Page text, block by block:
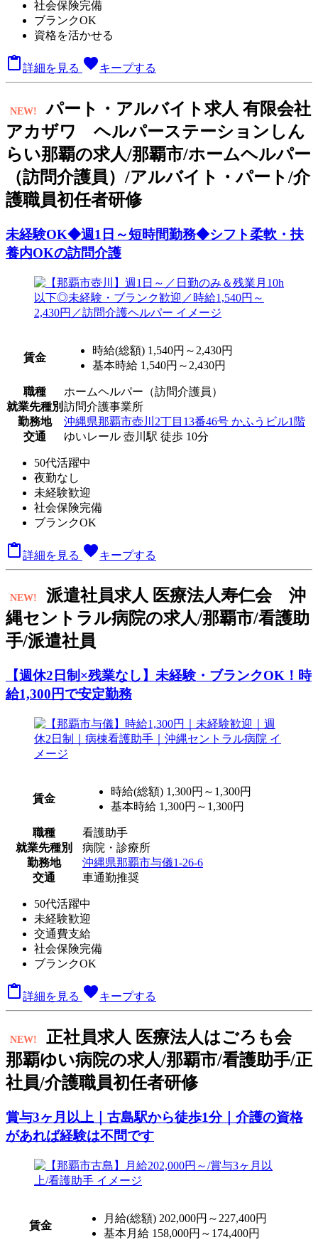
社会保険完備
ブランクOK
資格を活かせる
詳細を見る favoriteキープする
NEW! パート ・アルバイト求人 有限会社
アカザワ ヘルパーステーションしん
らい那覇の求人/那覇市/ホームヘルパー
（訪問介護員）/アルバイト・パート/介
護職員初任者研修
未経験OK◆週1日～短時間勤務◆シフト柔軟・扶
養内OKの訪問介護
賃金
時給(総額) 1,540円～2,430円
基本時給 1,540円～2,430円
職種
ホームヘルパー（訪問介護員）
就業先種別 訪問介護事業所
勤務地
沖縄県那覇市壺川2丁目13番46号 かふうビル1階
交通
ゆいレール 壺川駅 徒歩 10分
50代活躍中
夜勤なし
未経験歓迎
社会保険完備
ブランクOK
詳細を見る favoriteキープする
NEW! 派遣社員求人 医療法人寿仁会 沖
縄セントラル病院の求人/那覇市/看護助
手/派遣社員
【週休2日制×残業なし】未経験・ブランクOK！時
給1,300円で安定勤務
賃金
時給(総額) 1,300円～1,300円
基本時給 1,300円～1,300円
職種
看護助手
就業先種別
病院・診療所
勤務地
沖縄県那覇市与儀1‐26‐6
交通
車通勤推奨
50代活躍中
未経験歓迎
交通費支給
社会保険完備
ブランクOK
詳細を見る favoriteキープする
NEW! 正社員求人 医療法人はごろも会
那覇ゆい病院の求人/那覇市/看護助手/正
社員/介護職員初任者研修
賞与3ヶ月以上｜古島駅から徒歩1分｜介護の資格
があれば経験は不問です
賃金
月給(総額) 202,000円～227,400円
基本月給 158,000円～174,400円